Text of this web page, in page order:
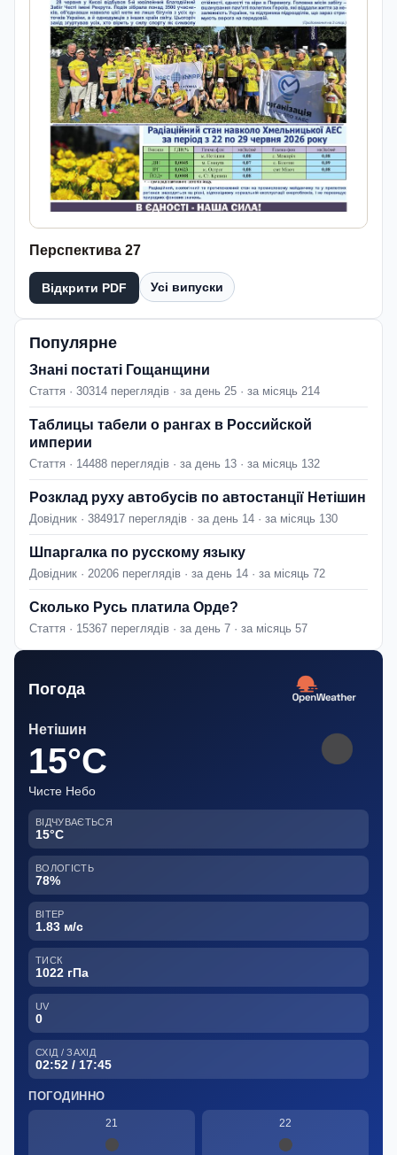
Перспектива 27
Відкрити PDF Усі випуски
Популярне
Знані постаті Гощанщини
Стаття · 30314 переглядів · за день 25 · за місяць 214
Таблицы табели о рангах в Российской
империи
Стаття · 14488 переглядів · за день 13 · за місяць 132
Розклад руху автобусів по автостанції Нетішин
Довідник · 384917 переглядів · за день 14 · за місяць 130
Шпаргалка по русскому языку
Довідник · 20206 переглядів · за день 14 · за місяць 72
Сколько Русь платила Орде?
Стаття · 15367 переглядів · за день 7 · за місяць 57
Погода
Нетішин
15°C
Чисте Небо
ВІДЧУВАЄТЬСЯ
15°C
ВОЛОГІСТЬ
78%
ВІТЕР
1.83 м/с
ТИСК
1022 гПа
UV
0
СХІД / ЗАХІД
02:52 / 17:45
ПОГОДИННО
21 22